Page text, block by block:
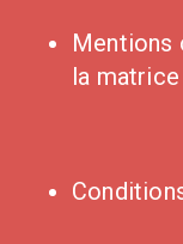
Mentions
la